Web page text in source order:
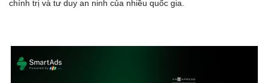
chính trị và tư duy an ninh của nhiều quốc gia.